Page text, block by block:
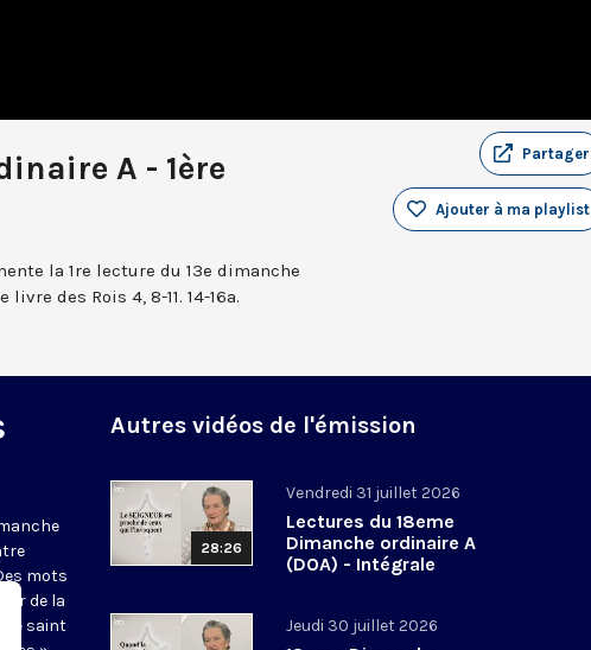
A - 1ère
Partager
Ajouter à ma playlist
la 1re lecture du 13e dimanche
des Rois 4, 8-11. 14-16a.
mots
de la
saint
Autres vidéos de l'émission
28:26
Vendredi 31 juillet 2026
Lectures du 18eme
Dimanche ordinaire A
(DOA) - Intégrale
Jeudi 30 juillet 2026